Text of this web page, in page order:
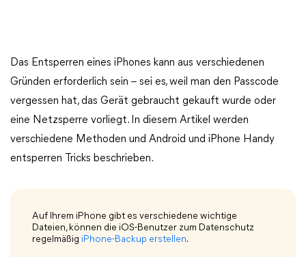
Das Entsperren eines iPhones kann aus verschiedenen
Gründen erforderlich sein – sei es, weil man den Passcode
vergessen hat, das Gerät gebraucht gekauft wurde oder
eine Netzsperre vorliegt. In diesem Artikel werden
verschiedene Methoden und Android und iPhone Handy
entsperren Tricks beschrieben.
Auf Ihrem iPhone gibt es verschiedene wichtige
Dateien, können die iOS-Benutzer zum Datenschutz
regelmäßig iPhone-Backup erstellen.